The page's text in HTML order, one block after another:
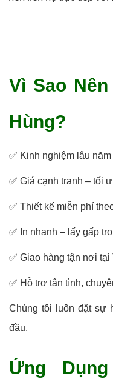
Vì Sao
Hùng?
✅ Kinh nghiệm lâu
✅ Giá cạnh tranh – tối
✅ Thiết kế miễn phí
✅ In nhanh – lấy gấp
✅ Giao hàng tận nơi
✅ Hỗ trợ tận tình,
Chúng tôi luôn đặt sự
đầu.
Ứng